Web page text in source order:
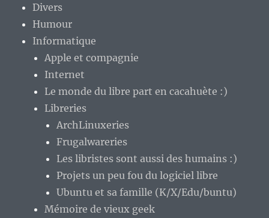
Divers
Humour
Informatique
Apple et compagnie
Internet
Le monde du libre part en cacahuète :)
Libreries
ArchLinuxeries
Frugalwareries
Les libristes sont aussi des humains :)
Projets un peu fou du logiciel libre
Ubuntu et sa famille (K/X/Edu/buntu)
Mémoire de vieux geek